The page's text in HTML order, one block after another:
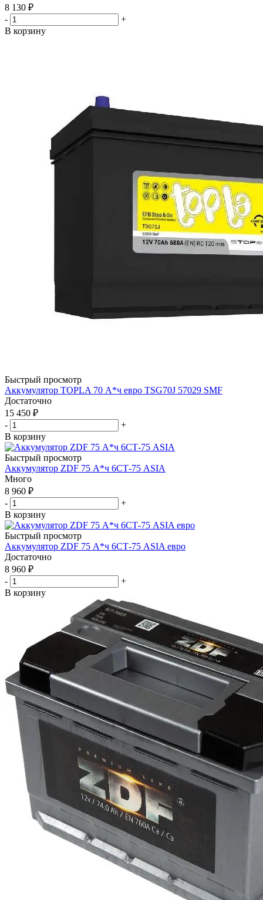
8 130 ₽
-
+
В корзину
Быстрый просмотр
Аккумулятор TOPLA 70 А*ч евро TSG70J 57029 SMF
Достаточно
15 450 ₽
-
+
В корзину
Быстрый просмотр
Аккумулятор ZDF 75 А*ч 6СТ-75 ASIA
Много
8 960 ₽
-
+
В корзину
Быстрый просмотр
Аккумулятор ZDF 75 А*ч 6СТ-75 ASIA евро
Достаточно
8 960 ₽
-
+
В корзину